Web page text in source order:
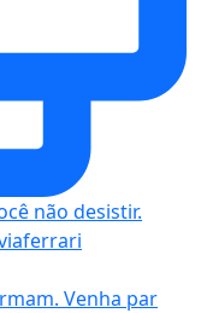
Venha par